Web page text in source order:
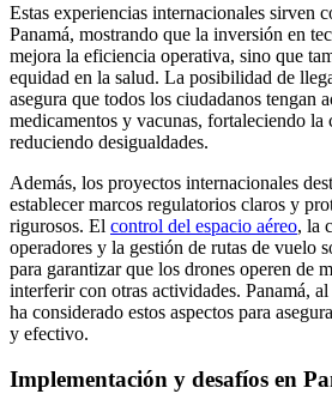
Estas experiencias internacionales sirven
Panamá, mostrando que la inversión en
mejora la eficiencia operativa, sino que
equidad en la salud. La posibilidad de
asegura que todos los ciudadanos tengan
medicamentos y vacunas, fortaleciendo la
reduciendo desigualdades.
Además, los proyectos internacionales
establecer marcos regulatorios claros y
rigurosos. El control del espacio aéreo, la
operadores y la gestión de rutas de vuelo
para garantizar que los drones operen de
interferir con otras actividades. Panamá,
ha considerado estos aspectos para
y efectivo.
Implementación y desafíos en